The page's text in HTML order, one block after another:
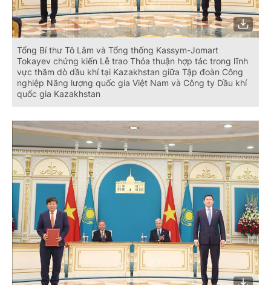
Tổng Bí thư Tô Lâm và Tổng thống Kassym-Jomart
Tokayev chứng kiến Lễ trao Thỏa thuận hợp tác trong lĩnh
vực thăm dò dầu khí tại Kazakhstan giữa Tập đoàn Công
nghiệp Năng lượng quốc gia Việt Nam và Công ty Dầu khí
quốc gia Kazakhstan